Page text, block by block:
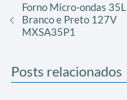
Forno Micro-ondas 35L
Branco e Preto 127V
MXSA35P1
Posts relacionados